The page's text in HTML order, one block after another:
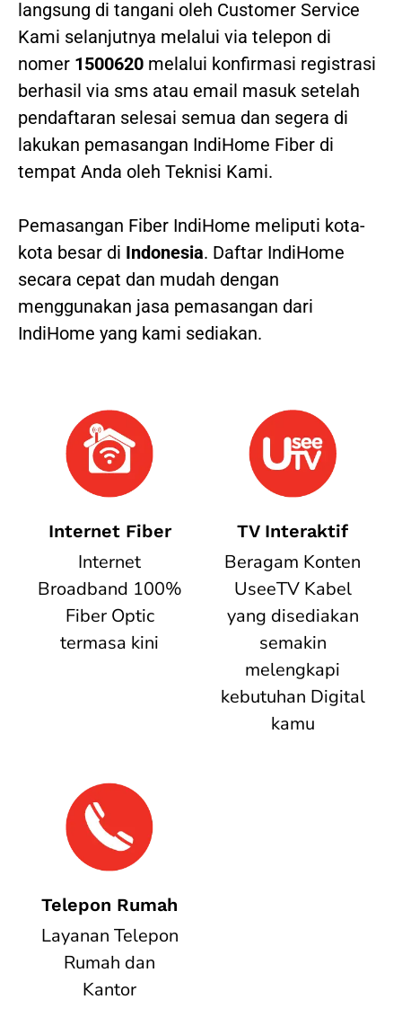
langsung di tangani oleh Customer Service
Kami selanjutnya melalui via telepon di
nomer 1500620 melalui konfirmasi registrasi
berhasil via sms atau email masuk setelah
pendaftaran selesai semua dan segera di
lakukan pemasangan IndiHome Fiber di
tempat Anda oleh Teknisi Kami.
Pemasangan Fiber IndiHome meliputi kota-
kota besar di Indonesia. Daftar IndiHome
secara cepat dan mudah dengan
menggunakan jasa pemasangan dari
IndiHome yang kami sediakan.
Internet Fiber
Internet
Broadband 100%
Fiber Optic
termasa kini
TV Interaktif
Beragam Konten
UseeTV Kabel
yang disediakan
semakin
melengkapi
kebutuhan Digital
kamu
Telepon Rumah
Layanan Telepon
Rumah dan
Kantor